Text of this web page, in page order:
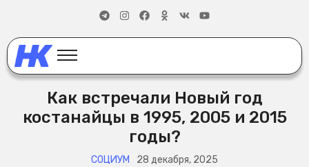
Как встречали Новый год
костанайцы в 1995, 2005 и 2015
годы?
СОЦИУМ 28 декабря, 2025